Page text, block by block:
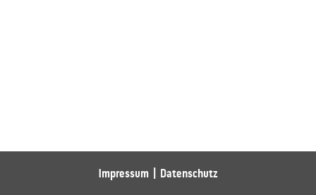
Impressum Datenschutz